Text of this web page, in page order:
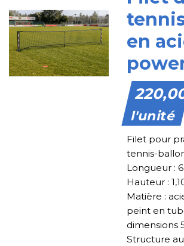
en
l'unité
Filet pour
tennis-
Longueur :
Hauteur :
Matière :
peint en
dimensions
Structure